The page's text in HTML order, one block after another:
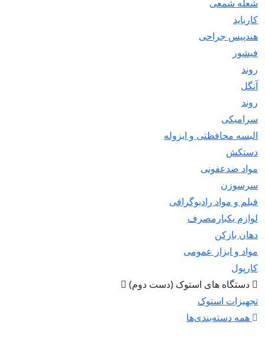
شعله شمعی
کارباید
هندپیس جراحی
فیشور
روند
آنگل
روند
سرامیکی
البسه محافظتی و ایزوله
دستکش
مواد ضدعفونی
سرسوزن
فیلم و مواد رادیوگرافی
لوازم یکبارمصرف
دهان بازکن
مواد و ابزار عمومی
کارپول
دستگاه های استوک (دست دوم)
تجهیزات استوک
همه دسته‌بندی‌ها